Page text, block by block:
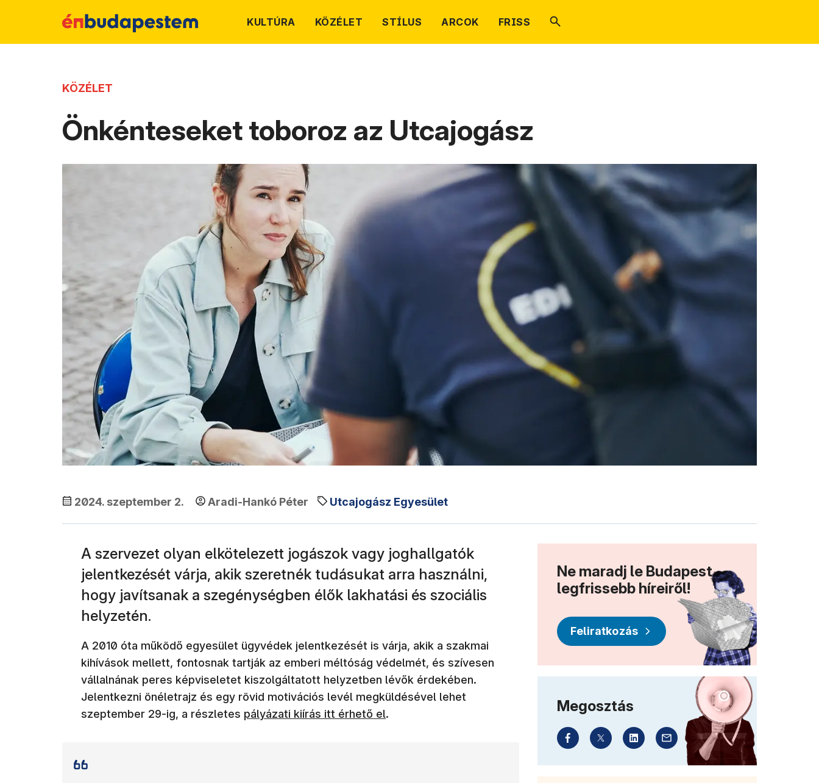
KULTÚRA KÖZÉLET STÍLUS ARCOK FRISS
KÖZÉLET
Önkénteseket toboroz az Utcajogász
2024. szeptember 2. Aradi-Hankó Péter Utcajogász Egyesület
A szervezet olyan elkötelezett jogászok vagy joghallgatók
jelentkezését várja, akik szeretnék tudásukat arra használni,
hogy javítsanak a szegénységben élők lakhatási és szociális
helyzetén.
A 2010 óta működő egyesület ügyvédek jelentkezését is várja, akik a szakmai
kihívások mellett, fontosnak tartják az emberi méltóság védelmét, és szívesen
vállalnának peres képviseletet kiszolgáltatott helyzetben lévők érdekében.
Jelentkezni önéletrajz és egy rövid motivációs levél megküldésével lehet
szeptember 29-ig, a részletes pályázati kiírás itt érhető el.
Ne maradj le Budapest
legfrissebb híreiről!
Feliratkozás
Megosztás